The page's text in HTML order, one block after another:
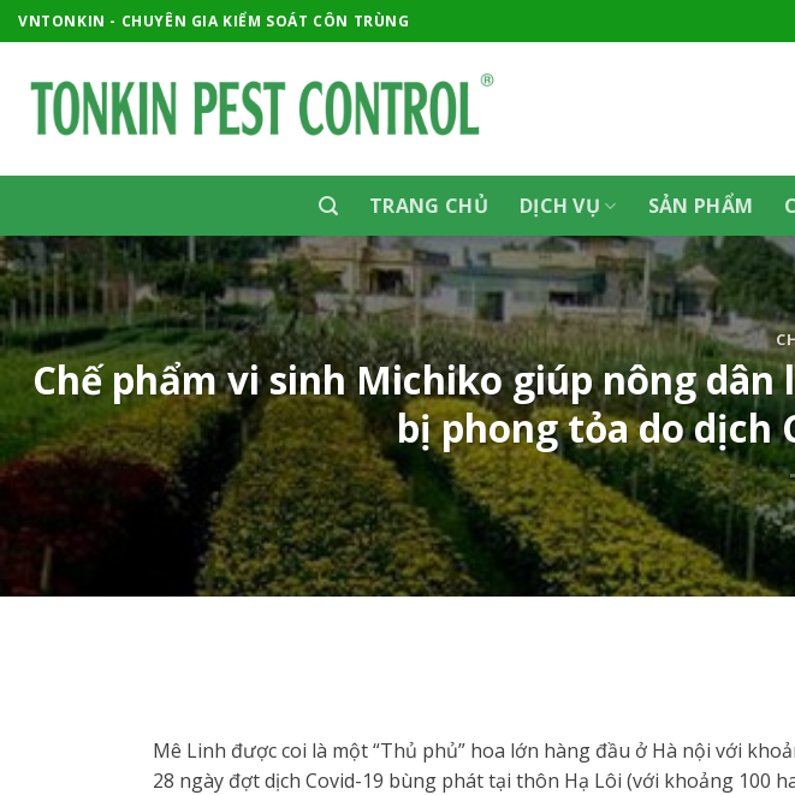
Skip
to
VNTONKIN - CHUYÊN GIA KIỂM SOÁT CÔN TRÙNG
TRANG CHỦ DỊCH VỤ SẢN PHẨM
Chế phẩm vi sinh Michiko giúp nông
bị phong tỏa do dịch
Mê Linh được coi là một “Thủ phủ” hoa lớn hàng đầu ở Hà nội với
28 ngày đợt dịch Covid-19 bùng phát tại thôn Hạ Lôi (với khoảng